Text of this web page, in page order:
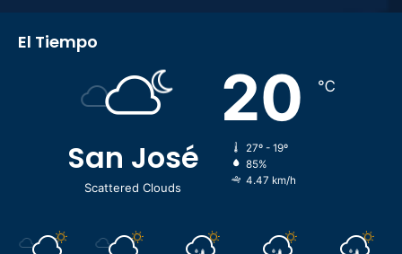
El Tiempo
San José
Scattered Clouds
20 ℃
27º - 19º
85%
4.47 km/h